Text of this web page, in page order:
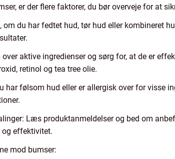
er der flere faktorer, du bør overveje for at
du har fedtet hud, tør hud eller kombineret
aktive ingredienser og sørg for, at de er
retinol og tea tree olie.
har følsom hud eller er allergisk over for
Læs produktanmeldelser og bed om
og effektivitet.
mod bumser: